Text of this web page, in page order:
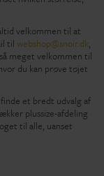
velkommen til at
til webshop@snoir.dk,
meget velkommen til
du kan prøve tøjet
et bredt udvalg af
plussize-afdeling
til alle, uanset